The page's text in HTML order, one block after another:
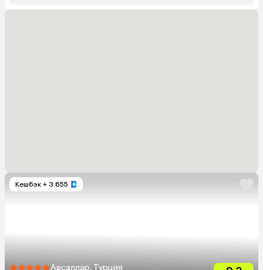
Кешбэк + 3 655
Авсаллар, Турция